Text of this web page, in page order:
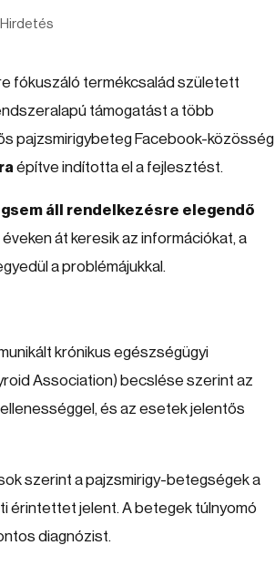
Hirdetés
fókuszáló termékcsalád született
támogatást a több
pajzsmirigybeteg Facebook-közösség
építve indította el a fejlesztést.
áll rendelkezésre elegendő
át keresik az információkat, a
a problémájukkal.
krónikus egészségügyi
Association) becslése szerint az
és az esetek jelentős
szerint a pajzsmirigy-betegségek a
érintettet jelent. A betegek túlnyomó
diagnózist.